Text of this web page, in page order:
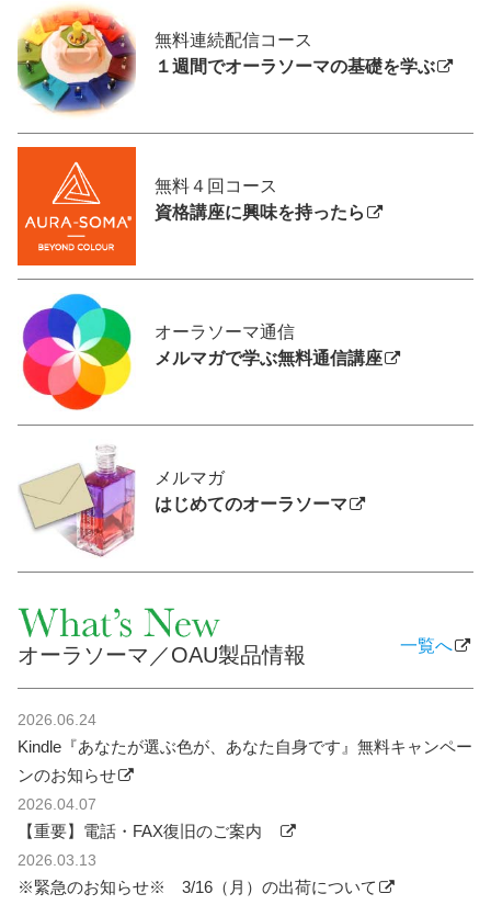
無料連続配信コース
１週間でオーラソーマの基礎を学ぶ
無料４回コース
資格講座に興味を持ったら
オーラソーマ通信
メルマガで学ぶ無料通信講座
メルマガ
はじめてのオーラソーマ
オーラソーマ／OAU製品情報 一覧へ
2026.06.24
Kindle『あなたが選ぶ色が、あなた自身です』無料キャンペー
ンのお知らせ
2026.04.07
【重要】電話・FAX復旧のご案内
2026.03.13
※緊急のお知らせ※ 3/16（月）の出荷について